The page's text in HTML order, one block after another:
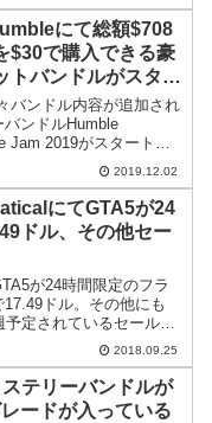
にて総額$708
$30で購入できる豪
トバンドルがスター
バンドル内容が追加され
ンドルHumble
Jam 2019がスタート。
階的に内容が公開されま
2019.12.02
にてGTA5が24
ドル、その他セー
が24時間限定のフラ
ドル。その他にも
定されているセールを
2018.09.25
テリーバンドルが
ードが入っている